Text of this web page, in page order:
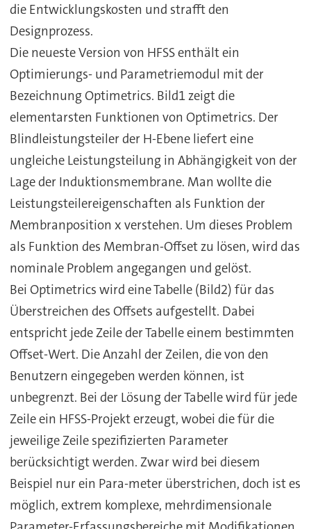
die Entwicklungskosten und strafft den
Designprozess.
Die neueste Version von HFSS enthält ein
Optimierungs- und Parametriemodul mit der
Bezeichnung Optimetrics. Bild1 zeigt die
elementarsten Funktionen von Optimetrics. Der
Blindleistungsteiler der H-Ebene liefert eine
ungleiche Leistungsteilung in Abhängigkeit von der
Lage der Induktionsmembrane. Man wollte die
Leistungsteilereigenschaften als Funktion der
Membranposition x verstehen. Um dieses Problem
als Funktion des Membran-Offset zu lösen, wird das
nominale Problem angegangen und gelöst.
Bei Optimetrics wird eine Tabelle (Bild2) für das
Überstreichen des Offsets aufgestellt. Dabei
entspricht jede Zeile der Tabelle einem bestimmten
Offset-Wert. Die Anzahl der Zeilen, die von den
Benutzern eingegeben werden können, ist
unbegrenzt. Bei der Lösung der Tabelle wird für jede
Zeile ein HFSS-Projekt erzeugt, wobei die für die
jeweilige Zeile spezifizierten Parameter
berücksichtigt werden. Zwar wird bei diesem
Beispiel nur ein Para-meter überstrichen, doch ist es
möglich, extrem komplexe, mehrdimensionale